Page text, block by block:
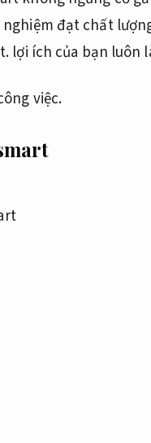
đạt chất
lợi ích của bạn luôn
việc.